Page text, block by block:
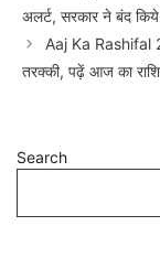
अलर्ट, सरकार ने बंद
Aaj Ka Rashifal
तरक्की, पढ़ें आज का
Search